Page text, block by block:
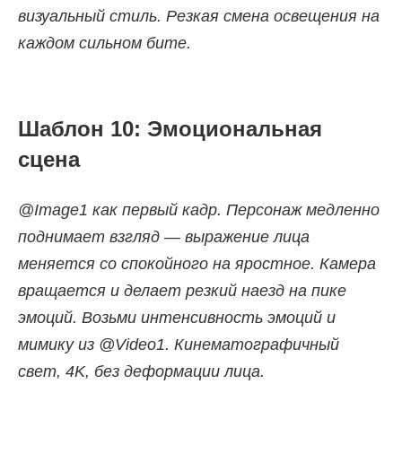
визуальный стиль. Резкая смена освещения на
каждом сильном бите.
Шаблон 10: Эмоциональная
сцена
@Image1 как первый кадр. Персонаж медленно
поднимает взгляд — выражение лица
меняется со спокойного на яростное. Камера
вращается и делает резкий наезд на пике
эмоций. Возьми интенсивность эмоций и
мимику из @Video1. Кинематографичный
свет, 4K, без деформации лица.